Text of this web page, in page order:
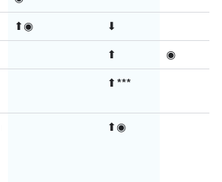
⬆◉
⬇
⬆
◉
⬆***
⬆◉